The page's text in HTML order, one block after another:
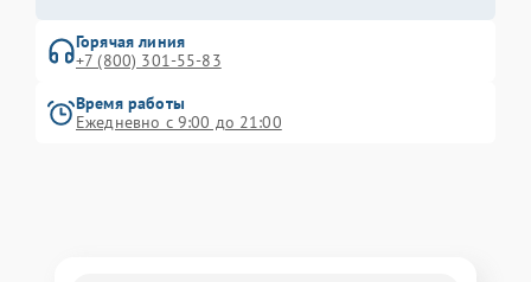
Горячая линия
+7 (800) 301-55-83
Время работы
Ежедневно с 9:00 до 21:00